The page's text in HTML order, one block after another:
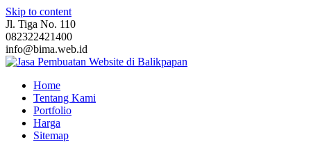
Skip to content
Jl. Tiga No. 110
082322421400
info@bima.web.id
Home
Tentang Kami
Portfolio
Harga
Sitemap